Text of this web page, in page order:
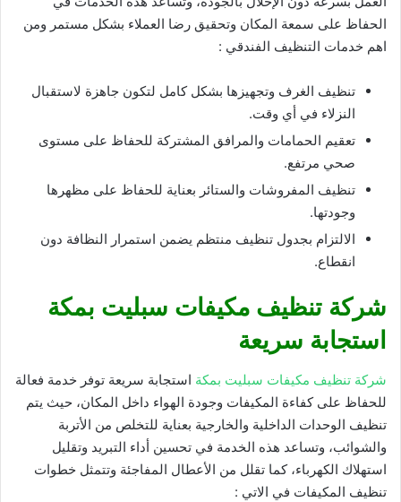
الحفاظ على سمعة المكان وتحقيق رضا العملاء بشكل مستمر ومن
اهم خدمات التنظيف الفندقي :
تنظيف الغرف وتجهيزها بشكل كامل لتكون جاهزة لاستقبال
النزلاء في أي وقت.
تعقيم الحمامات والمرافق المشتركة للحفاظ على مستوى
صحي مرتفع.
تنظيف المفروشات والستائر بعناية للحفاظ على مظهرها
وجودتها.
الالتزام بجدول تنظيف منتظم يضمن استمرار النظافة دون
انقطاع.
شركة تنظيف مكيفات سبليت بمكة
استجابة سريعة
شركة تنظيف مكيفات سبليت بمكة استجابة سريعة توفر خدمة فعالة
للحفاظ على كفاءة المكيفات وجودة الهواء داخل المكان، حيث يتم
تنظيف الوحدات الداخلية والخارجية بعناية للتخلص من الأتربة
والشوائب، وتساعد هذه الخدمة في تحسين أداء التبريد وتقليل
استهلاك الكهرباء، كما تقلل من الأعطال المفاجئة وتتمثل خطوات
تنظيف المكيفات في الاتي :